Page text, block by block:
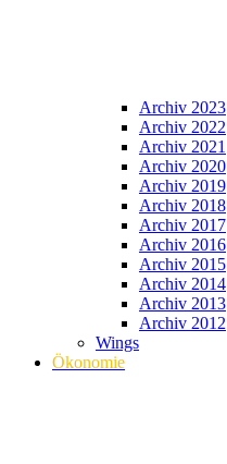
Archiv 2023
Archiv 2022
Archiv 2021
Archiv 2020
Archiv 2019
Archiv 2018
Archiv 2017
Archiv 2016
Archiv 2015
Archiv 2014
Archiv 2013
Archiv 2012
Wings
Ökonomie